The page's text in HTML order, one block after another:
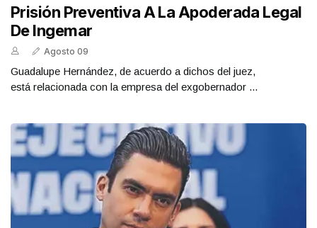
Prisión Preventiva A La Apoderada Legal
De Ingemar
Agosto 09
Guadalupe Hernández, de acuerdo a dichos del juez,
está relacionada con la empresa del exgobernador ...